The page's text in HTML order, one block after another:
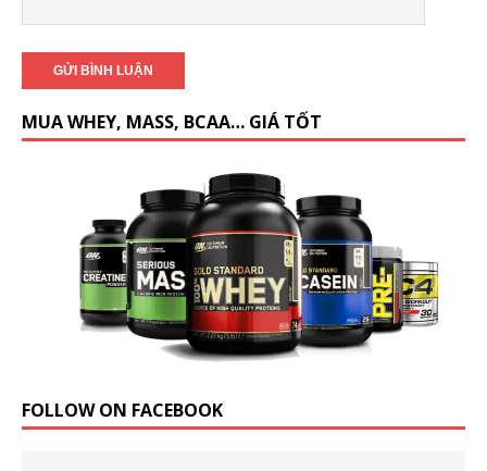
MUA WHEY, MASS, BCAA… GIÁ TỐT
FOLLOW ON FACEBOOK